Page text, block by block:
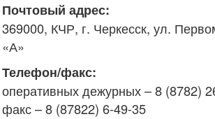
Почтовый адрес:
369000, КЧР, г. Черкесск, ул.
«А»
Телефон/факс:
оперативных дежурных – 8 (8782)
факс – 8 (87822) 6-49-35